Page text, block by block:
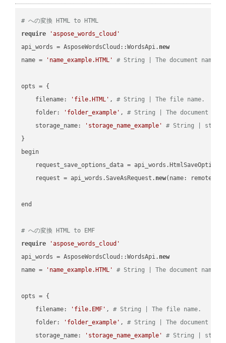
# への変換 HTML to HTML
require
'aspose_words_cloud'
api_words = AsposeWordsCloud::WordsApi. new
name =
'name_example.HTML' # String | The document name.
opts = {
    filename:
'file.HTML' , # String | The file name.
    folder:
'folder_example' , # String | The document
    storage_name:
'storage_name_example'
# String |
}
begin
request_save_options_data =
    request = api_words.SaveAsRequest.
new(name:
end
# への変換 HTML to EMF
require
'aspose_words_cloud'
api_words = AsposeWordsCloud::WordsApi. new
name =
'name_example.HTML' # String | The document name.
opts = {
    filename:
'file.EMF' , # String | The file name.
    folder:
'folder_example' , # String | The document
    storage_name:
'storage_name_example'
# String |